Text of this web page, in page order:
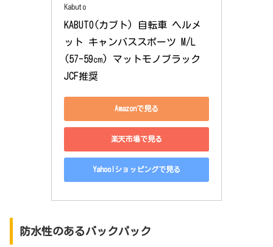
Kabuto
KABUTO(カブト) 自転車 ヘルメ
ット キャンバススポーツ M/L
(57-59㎝) マットモノブラック
JCF推奨
Amazonで見る
楽天市場で見る
Yahoo!ショッピングで見る
防水性のあるバックパック